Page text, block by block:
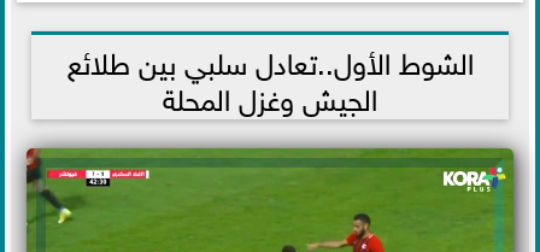
2021-11-19 16:03:13الشوط الأول..تعادل سلبي بين طلائع
الجيش وغزل المحلة